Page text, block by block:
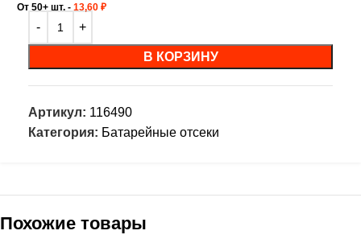
От 50+ шт. - 13,60 ₽
В КОРЗИНУ
Артикул: 116490
Категория: Батарейные отсеки
Похожие товары